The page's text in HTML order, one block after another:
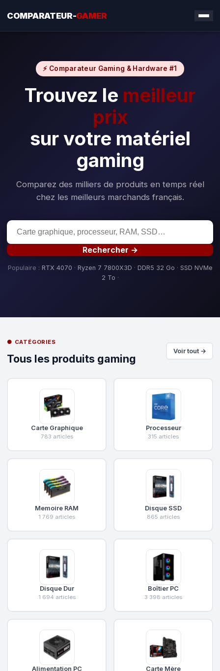
COMPARATEUR-GAMER
⚡ Comparateur Gaming & Hardware #1
Trouvez le meilleur
prix
sur votre matériel
gaming
Comparez des milliers de produits en temps réel
chez les meilleurs marchands français.
Rechercher →
Populaire : RTX 4070 · Ryzen 7 7800X3D · DDR5 32 Go · SSD NVMe
2 To ·
● CATÉGORIES
Tous les produits gaming
Voir tout →
Carte Graphique
783 articles
Processeur
315 articles
Memoire RAM
1 769 articles
Disque SSD
865 articles
Disque Dur
1 694 articles
Boîtier PC
3 398 articles
Alimentation PC Carte Mère